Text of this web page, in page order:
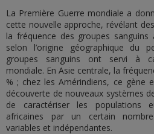
La Première Guerre mondiale a
cette nouvelle approche, révélant
la fréquence des groupes
selon l’origine géographique du
groupes sanguins ont servi à
mondiale. En Asie centrale, la
% ; chez les Amérindiens, ce gène
découverte de nouveaux systèmes
de caractériser les populations
africaines par un certain
variables et indépendantes.